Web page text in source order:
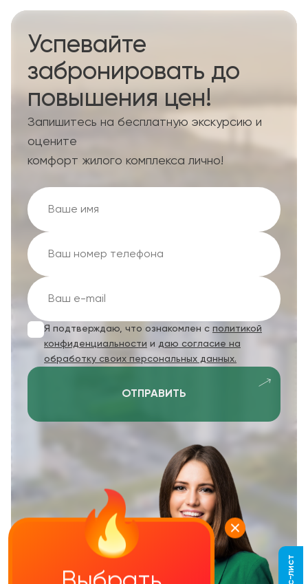
Успевайте
забронировать до
повышения цен!
Запишитесь на бесплатную экскурсию и
оцените
комфорт жилого комплекса лично!
Я подтверждаю, что ознакомлен с политикой
конфиденциальности и даю согласие на
обработку своих персональных данных.
ОТПРАВИТЬ